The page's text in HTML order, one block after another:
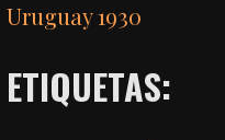
Uruguay 1930
ETIQUETAS: